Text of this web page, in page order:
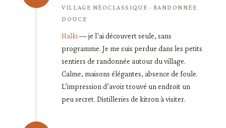
VILLAGE NÉOCLASSIQUE · RANDONNÉE
DOUCE
Halki— je l’ai découvert seule, sans
programme. Je me suis perdue dans les petits
sentiers de randonnée autour du village.
Calme, maisons élégantes, absence de foule.
L’impression d’avoir trouvé un endroit un
peu secret. Distilleries de kitron à visiter.